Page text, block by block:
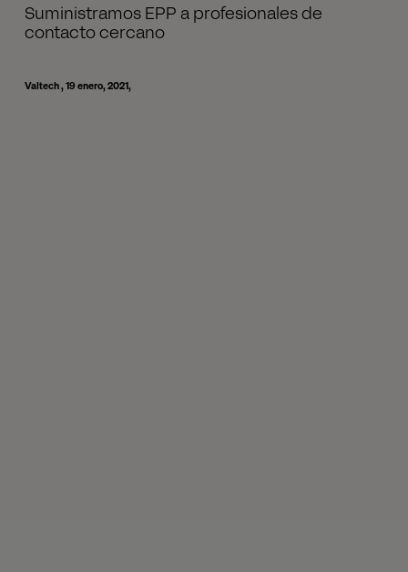
Suministramos EPP a profesionales de
contacto cercano
Valtech 19 enero, 2021